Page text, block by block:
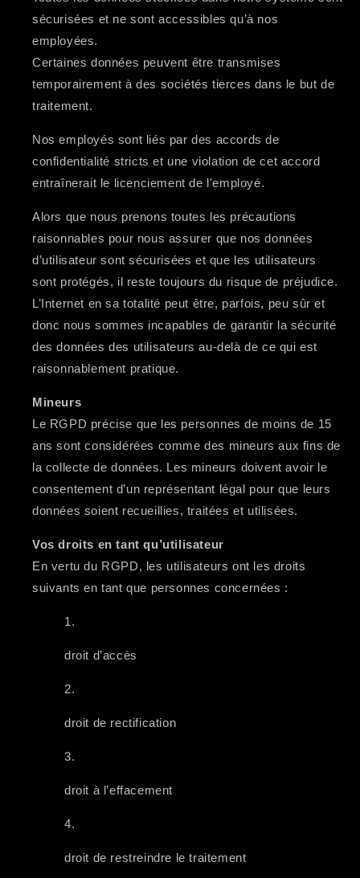
sécurisées et ne sont accessibles qu’à nos
employées.
Certaines données peuvent être transmises
temporairement à des sociétés tierces dans le but de
traitement.
Nos employés sont liés par des accords de
confidentialité stricts et une violation de cet accord
entraînerait le licenciement de l'employé.
Alors que nous prenons toutes les précautions
raisonnables pour nous assurer que nos données
d’utilisateur sont sécurisées et que les utilisateurs
sont protégés, il reste toujours du risque de préjudice.
L’Internet en sa totalité peut être, parfois, peu sûr et
donc nous sommes incapables de garantir la sécurité
des données des utilisateurs au-delà de ce qui est
raisonnablement pratique.
Mineurs
Le RGPD précise que les personnes de moins de 15
ans sont considérées comme des mineurs aux fins de
la collecte de données. Les mineurs doivent avoir le
consentement d’un représentant légal pour que leurs
données soient recueillies, traitées et utilisées.
Vos droits en tant qu’utilisateur
En vertu du RGPD, les utilisateurs ont les droits
suivants en tant que personnes concernées :
droit d’accès
droit de rectification
droit à l’effacement
droit de restreindre le traitement